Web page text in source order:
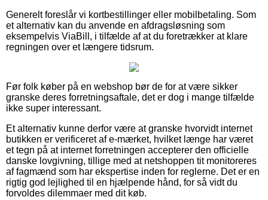
Generelt foreslår vi kortbestillinger eller mobilbetaling. Som
et alternativ kan du anvende en afdragsløsning som
eksempelvis ViaBill, i tilfælde af at du foretrækker at klare
regningen over et længere tidsrum.
Før folk køber på en webshop bør de for at være sikker
granske deres forretningsaftale, det er dog i mange tilfælde
ikke super interessant.
Et alternativ kunne derfor være at granske hvorvidt internet
butikken er verificeret af e-mærket, hvilket længe har været
et tegn på at internet forretningen accepterer den officielle
danske lovgivning, tillige med at netshoppen tit monitoreres
af fagmænd som har ekspertise inden for reglerne. Det er en
rigtig god lejlighed til en hjælpende hånd, for så vidt du
forvoldes dilemmaer med dit køb.